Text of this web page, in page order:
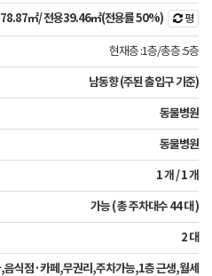
78.87㎡/ 전용39.46㎡(전용률 50%) 평
현재층 :1층/총층 :5층
남동향 (주된 출입구 기준)
동물병원
동물병원
1 개 / 1 개
가능 ( 총 주차대수 44 대 )
2 대
음식점·카페,무권리,주차가능,1층 근생,월세